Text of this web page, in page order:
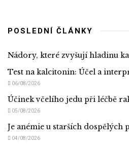
POSLEDNÍ ČLÁNKY
Nádory, které zvyšují hladinu
Test na kalcitonin: Účel a
06/08/2026
Účinek včelího jedu při léčbě
05/08/2026
Je anémie u starších dospělých
04/08/2026